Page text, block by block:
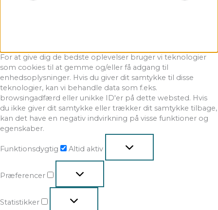
For at give dig de bedste oplevelser bruger vi teknologier
som cookies til at gemme og/eller få adgang til
enhedsoplysninger. Hvis du giver dit samtykke til disse
teknologier, kan vi behandle data som f.eks.
browsingadfærd eller unikke ID'er på dette websted. Hvis
du ikke giver dit samtykke eller trækker dit samtykke tilbage,
kan det have en negativ indvirkning på visse funktioner og
egenskaber.
Funktionsdygtig Altid aktiv
Præferencer
Statistikker